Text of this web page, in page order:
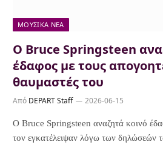
ΜΟΥΣΙΚΆ ΝΈΑ
Ο Bruce Springsteen
έδαφος με τους
θαυμαστές του
Από DEPART Staff 2026-06-15
Ο Bruce Springsteen αναζητά κοινό
τον εγκατέλειψαν λόγω των δηλώσεών